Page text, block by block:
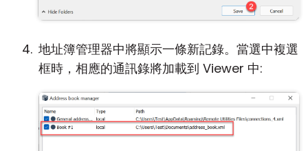
地址簿管理器中將顯示一條新記錄。當選中複選
框時，相應的通訊錄將加載到 Viewer 中: